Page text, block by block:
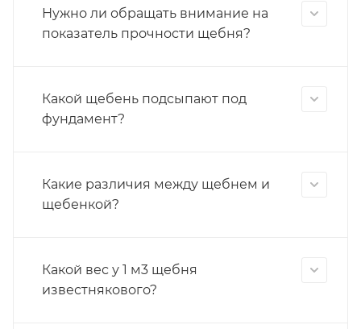
Нужно ли обращать внимание на
показатель прочности щебня?
Какой щебень подсыпают под
фундамент?
Какие различия между щебнем и
щебенкой?
Какой вес у 1 м3 щебня
известнякового?